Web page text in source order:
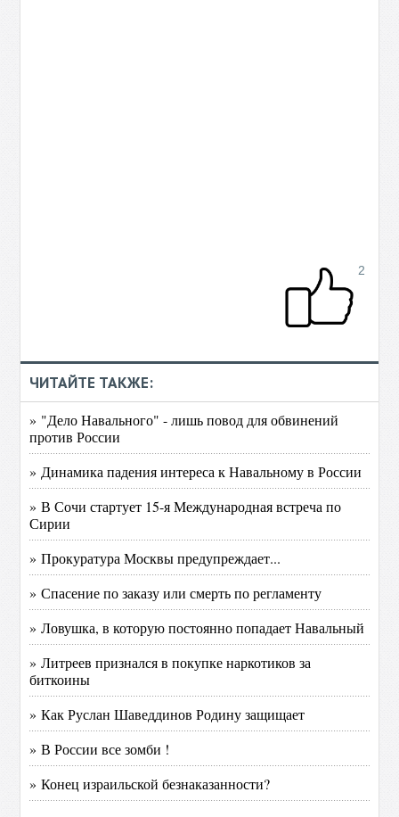
2
ЧИТАЙТЕ ТАКЖЕ:
» "Дело Навального" - лишь повод для обвинений
против России
» Динамика падения интереса к Навальному в России
» В Сочи стартует 15-я Международная встреча по
Сирии
» Прокуратура Москвы предупреждает...
» Спасение по заказу или смерть по регламенту
» Ловушка, в которую постоянно попадает Навальный
» Литреев признался в покупке наркотиков за
биткоины
» Как Руслан Шаведдинов Родину защищает
» В России все зомби !
» Конец израильской безнаказанности?